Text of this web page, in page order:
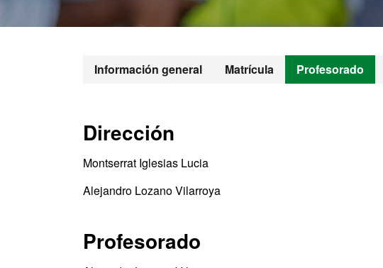
Información general Matrícula Profesorado
Dirección
Montserrat Iglesias Lucia
Alejandro Lozano Vilarroya
Profesorado